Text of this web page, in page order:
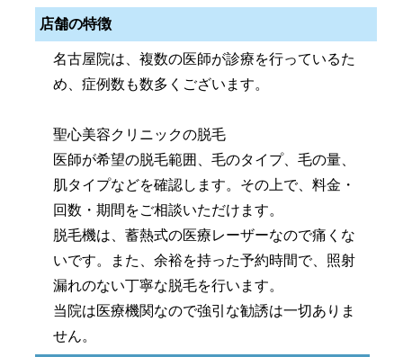
店舗の特徴
名古屋院は、複数の医師が診療を行っているた
め、症例数も数多くございます。
聖心美容クリニックの脱毛
医師が希望の脱毛範囲、毛のタイプ、毛の量、
肌タイプなどを確認します。その上で、料金・
回数・期間をご相談いただけます。
脱毛機は、蓄熱式の医療レーザーなので痛くな
いです。また、余裕を持った予約時間で、照射
漏れのない丁寧な脱毛を行います。
当院は医療機関なので強引な勧誘は一切ありま
せん。